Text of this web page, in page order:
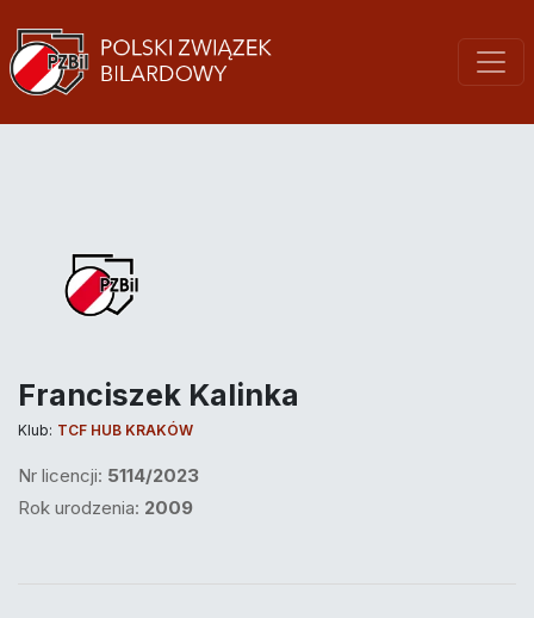
Franciszek Kalinka
Klub: TCF HUB KRAKÓW
Nr licencji: 5114/2023
Rok urodzenia: 2009